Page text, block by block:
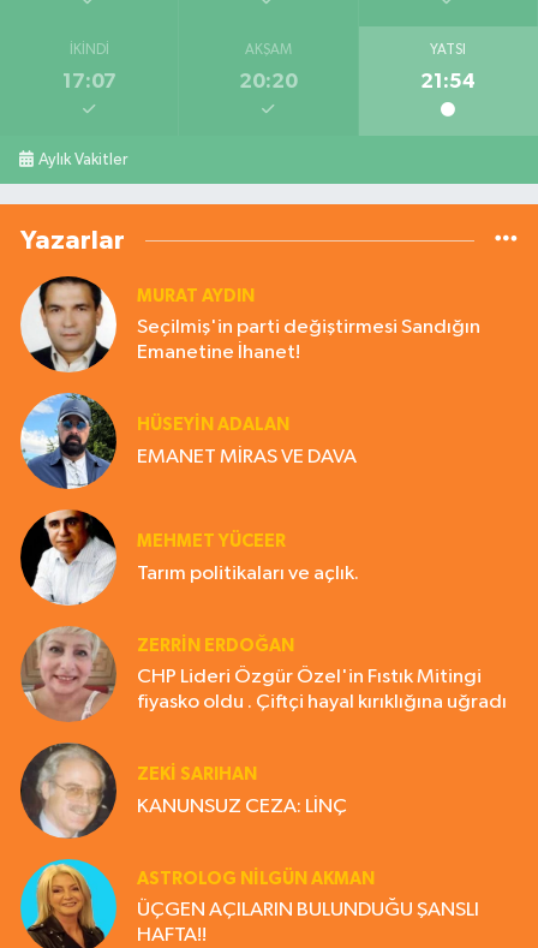
İKINDI
17:07
AKŞAM
20:20
YATSI
21:54
Aylık Vakitler
Yazarlar
MURAT AYDIN
Seçilmiş'in parti değiştirmesi Sandığın
Emanetine İhanet!
HÜSEYIN ADALAN
EMANET MİRAS VE DAVA
MEHMET YÜCEER
Tarım politikaları ve açlık.
ZERRIN ERDOĞAN
CHP Lideri Özgür Özel'in Fıstık Mitingi
fiyasko oldu . Çiftçi hayal kırıklığına uğradı
ZEKI SARIHAN
KANUNSUZ CEZA: LİNÇ
ASTROLOG NILGÜN AKMAN
ÜÇGEN AÇILARIN BULUNDUĞU ŞANSLI
HAFTA!!